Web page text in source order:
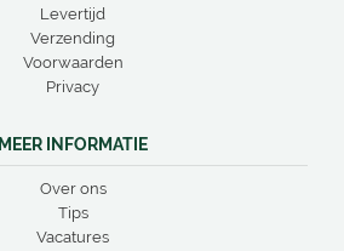
Levertijd
Verzending
Voorwaarden
Privacy
MEER INFORMATIE
Over ons
Tips
Vacatures